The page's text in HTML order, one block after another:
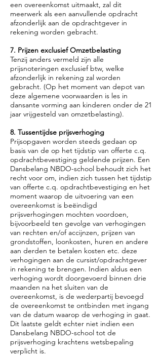
een overeenkomst uitmaakt, zal dit
meerwerk als een aanvullende opdracht
afzonderlijk aan de opdrachtgever in
rekening worden gebracht.
7. Prijzen exclusief Omzetbelasting
Tenzij anders vermeld zijn alle
prijsnoteringen exclusief btw, welke
afzonderlijk in rekening zal worden
gebracht. (Op het moment van depot van
deze algemene voorwaarden is les in
dansante vorming aan kinderen onder de 21
jaar vrijgesteld van omzetbelasting).
8. Tussentijdse prijsverhoging
Prijsopgaven worden steeds gedaan op
basis van de op het tijdstip van offerte c.q.
opdrachtbevestiging geldende prijzen. Een
Dansbelang NBDO-school behoudt zich het
recht voor om, indien zich tussen het tijdstip
van offerte c.q. opdrachtbevestiging en het
moment waarop de uitvoering van een
overeenkomst is beëindigd
prijsverhogingen mochten voordoen,
bijvoorbeeld ten gevolge van verhogingen
van rechten en/of accijnzen, prijzen van
grondstoffen, loonkosten, huren en andere
aan derden te betalen kosten etc. deze
verhogingen aan de cursist/opdrachtgever
in rekening te brengen. Indien aldus een
verhoging wordt doorgevoerd binnen drie
maanden na het sluiten van de
overeenkomst, is de wederpartij bevoegd
de overeenkomst te ontbinden met ingang
van de datum waarop de verhoging in gaat.
Dit laatste geldt echter niet indien een
Dansbelang NBDO-school tot de
prijsverhoging krachtens wetsbepaling
verplicht is.